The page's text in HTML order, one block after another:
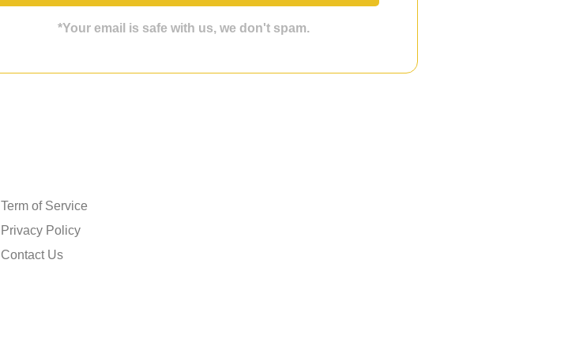
*Your email is safe with us, we don't spam.
Term of Service
Privacy Policy
Contact Us